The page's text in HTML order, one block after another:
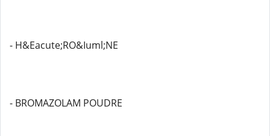
- H&Eacute;RO&Iuml;NE
- BROMAZOLAM POUDRE